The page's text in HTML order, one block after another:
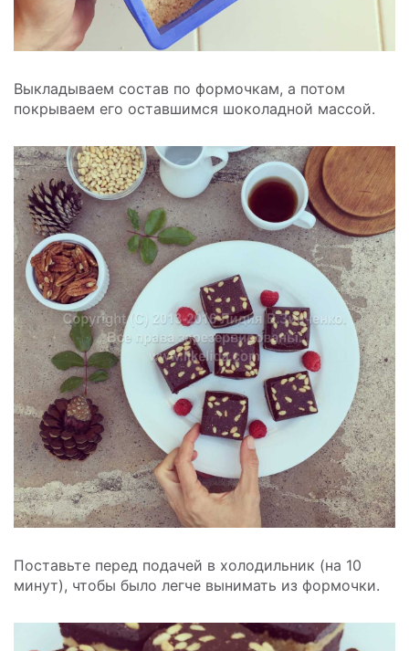
Выкладываем состав по формочкам, а потом
покрываем его оставшимся шоколадной массой.
Поставьте перед подачей в холодильник (на 10
минут), чтобы было легче вынимать из формочки.